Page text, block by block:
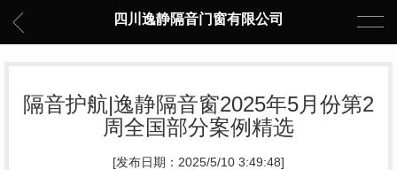
四川逸静隔音门窗有限公司
隔音护航|逸静隔音窗2025年5月份第2
周全国部分案例精选
[发布日期：2025/5/10 3:49:48]